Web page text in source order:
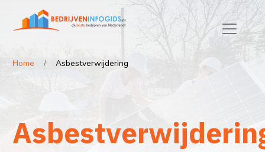
Home Asbestverwijdering